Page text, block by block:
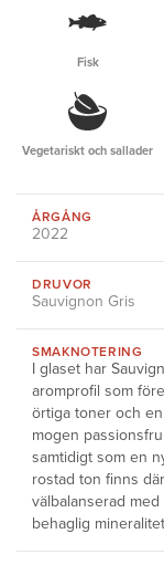
Fisk
Vegetariskt och sallader
ÅRGÅNG
2022
DRUVOR
Sauvignon Gris
SMAKNOTERING
I glaset har
aromprofil som
örtiga toner och
mogen
samtidigt som en
rostad ton finns
välbalanserad
behaglig